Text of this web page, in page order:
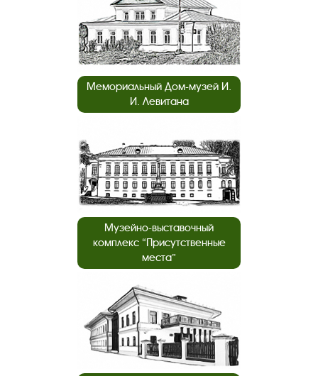
Мемориальный Дом-музей И.
И. Левитана
Музейно-выставочный
комплекс “Присутственные
места”